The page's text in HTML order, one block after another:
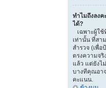
ทำไมถึงลง
ได้?
เฉพาะผู้ใ
เท่านั้น ที่สา
สำรวจ (เพื่
ตรงความจ
แล้ว แต่ยังไ
บางทีคุณอา
คะแนน.